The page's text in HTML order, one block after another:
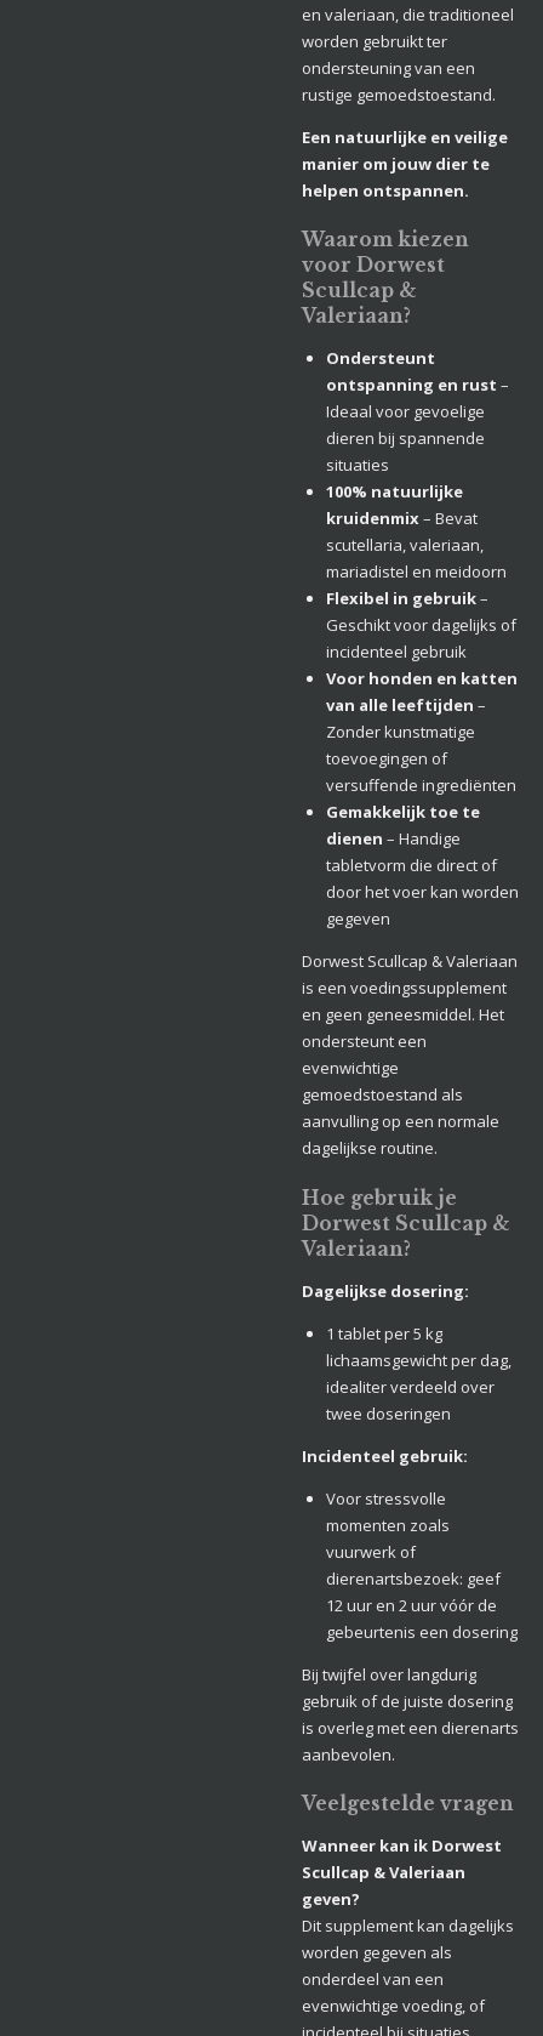
en valeriaan, die traditioneel
worden gebruikt ter
ondersteuning van een
rustige gemoedstoestand.
Een natuurlijke en veilige
manier om jouw dier te
helpen ontspannen.
Waarom kiezen
voor Dorwest
Scullcap &
Valeriaan?
Ondersteunt
ontspanning en rust –
Ideaal voor gevoelige
dieren bij spannende
situaties
100% natuurlijke
kruidenmix– Bevat
scutellaria, valeriaan,
mariadistel en meidoorn
Flexibel in gebruik–
Geschikt voor dagelijks of
incidenteel gebruik
Voor honden en katten
van alle leeftijden –
Zonder kunstmatige
toevoegingen of
versuffende ingrediënten
Gemakkelijk toe te
dienen – Handige
tabletvorm die direct of
door het voer kan worden
gegeven
Dorwest Scullcap & Valeriaan
is een voedingssupplement
en geen geneesmiddel. Het
ondersteunt een
evenwichtige
gemoedstoestand als
aanvulling op een normale
dagelijkse routine.
Hoe gebruik je
Dorwest Scullcap &
Valeriaan?
Dagelijkse dosering:
1 tablet per 5 kg
lichaamsgewicht per dag,
idealiter verdeeld over
twee doseringen
Incidenteel gebruik:
Voor stressvolle
momenten zoals
vuurwerk of
dierenartsbezoek: geef
12 uur en 2 uur vóór de
gebeurtenis een dosering
Bij twijfel over langdurig
gebruik of de juiste dosering
is overleg met een dierenarts
aanbevolen.
Veelgestelde vragen
Wanneer kan ik Dorwest
Scullcap & Valeriaan
geven?
Dit supplement kan dagelijks
worden gegeven als
onderdeel van een
evenwichtige voeding, of